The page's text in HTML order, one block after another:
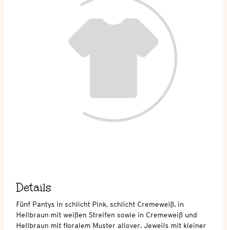
Details
Fünf Pantys in schlicht Pink, schlicht Cremeweiß, in
Hellbraun mit weißen Streifen sowie in Cremeweiß und
Hellbraun mit floralem Muster allover. Jeweils mit kleiner